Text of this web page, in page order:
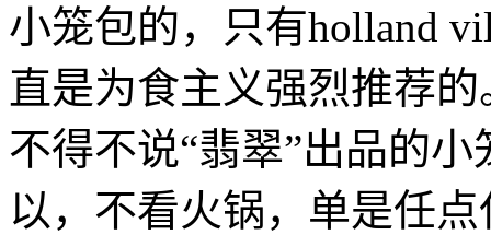
小笼包的，只有holland
直是为食主义强烈推荐
不得不说“翡翠”出品的
以，不看火锅，单是任